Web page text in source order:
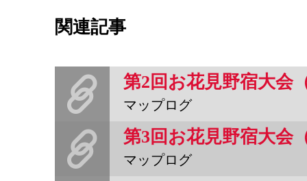
関連記事
第2回お花見野宿大会
マップログ
第3回お花見野宿大会
マップログ